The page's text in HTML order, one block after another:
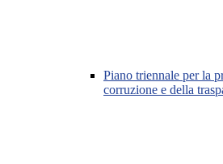
Piano triennale per la
corruzione e della